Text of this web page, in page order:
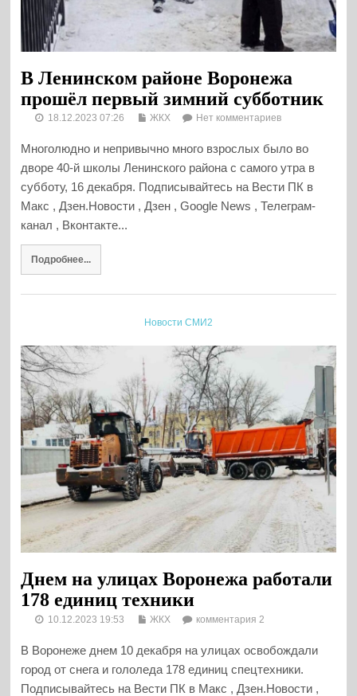
В Ленинском районе Воронежа
прошёл первый зимний субботник
18.12.2023 07:26 ЖКХ Нет комментариев
Многолюдно и непривычно много взрослых было во
дворе 40-й школы Ленинского района с самого утра в
субботу, 16 декабря. Подписывайтесь на Вести ПК в
Макс , Дзен.Новости , Дзен , Google News , Телеграм-
канал , Вконтакте...
Подробнее...
Новости СМИ2
Днем на улицах Воронежа работали
178 единиц техники
10.12.2023 19:53 ЖКХ комментария 2
В Воронеже днем 10 декабря на улицах освобождали
город от снега и гололеда 178 единиц спецтехники.
Подписывайтесь на Вести ПК в Макс , Дзен.Новости ,